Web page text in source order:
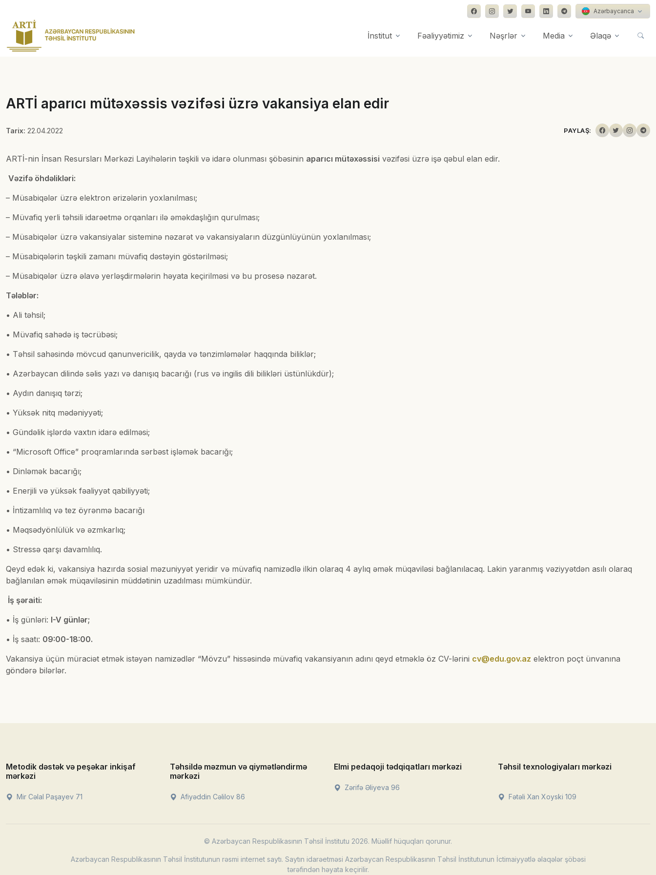
Azərbaycanca
İnstitut Fəaliyyətimiz Nəşrlər Media Əlaqə
ARTİ aparıcı mütəxəssis vəzifəsi üzrə vakansiya elan edir
Tarix: 22.04.2022 PAYLAŞ:
ARTİ-nin İnsan Resursları Mərkəzi Layihələrin təşkili və idarə olunması şöbəsinin aparıcı mütəxəssisi vəzifəsi üzrə işə qəbul elan edir.
Vəzifə öhdəlikləri:
– Müsabiqələr üzrə elektron ərizələrin yoxlanılması;
– Müvafiq yerli təhsili idarəetmə orqanları ilə əməkdaşlığın qurulması;
– Müsabiqələr üzrə vakansiyalar sisteminə nəzarət və vakansiyaların düzgünlüyünün yoxlanılması;
– Müsabiqələrin təşkili zamanı müvafiq dəstəyin göstərilməsi;
– Müsabiqələr üzrə əlavə yerləşdirmələrin həyata keçirilməsi və bu prosesə nəzarət.
Tələblər:
• Ali təhsil;
• Müvafiq sahədə iş təcrübəsi;
• Təhsil sahəsində mövcud qanunvericilik, qayda və tənzimləmələr haqqında biliklər;
• Azərbaycan dilində səlis yazı və danışıq bacarığı (rus və ingilis dili bilikləri üstünlükdür);
• Aydın danışıq tərzi;
• Yüksək nitq mədəniyyəti;
• Gündəlik işlərdə vaxtın idarə edilməsi;
• “Microsoft Office” proqramlarında sərbəst işləmək bacarığı;
• Dinləmək bacarığı;
• Enerjili və yüksək fəaliyyət qabiliyyəti;
• İntizamlılıq və tez öyrənmə bacarığı
• Məqsədyönlülük və əzmkarlıq;
• Stressə qarşı davamlılıq.
Qeyd edək ki, vakansiya hazırda sosial məzuniyyət yeridir və müvafiq namizədlə ilkin olaraq 4 aylıq əmək müqaviləsi bağlanılacaq. Lakin yaranmış vəziyyətdən asılı olaraq
bağlanılan əmək müqaviləsinin müddətinin uzadılması mümkündür.
İş şəraiti:
• İş günləri: I-V günlər;
• İş saatı: 09:00-18:00.
Vakansiya üçün müraciət etmək istəyən namizədlər “Mövzu” hissəsində müvafiq vakansiyanın adını qeyd etməklə öz CV-lərini cv@edu.gov.az elektron poçt ünvanına
göndərə bilərlər.
Metodik dəstək və peşəkar inkişaf
mərkəzi
Mir Cəlal Paşayev 71
Təhsildə məzmun və qiymətləndirmə
mərkəzi
Afiyəddin Cəlilov 86
Elmi pedaqoji tədqiqatları mərkəzi
Zərifə Əliyeva 96
Təhsil texnologiyaları mərkəzi
Fətəli Xan Xoyski 109
© Azərbaycan Respublikasının Təhsil İnstitutu 2026. Müəllif hüquqları qorunur.
Azərbaycan Respublikasının Təhsil İnstitutunun rəsmi internet saytı. Saytın idarəetməsi Azərbaycan Respublikasının Təhsil İnstitutunun İctimaiyyətlə əlaqələr şöbəsi
tərəfindən həyata keçirilir.